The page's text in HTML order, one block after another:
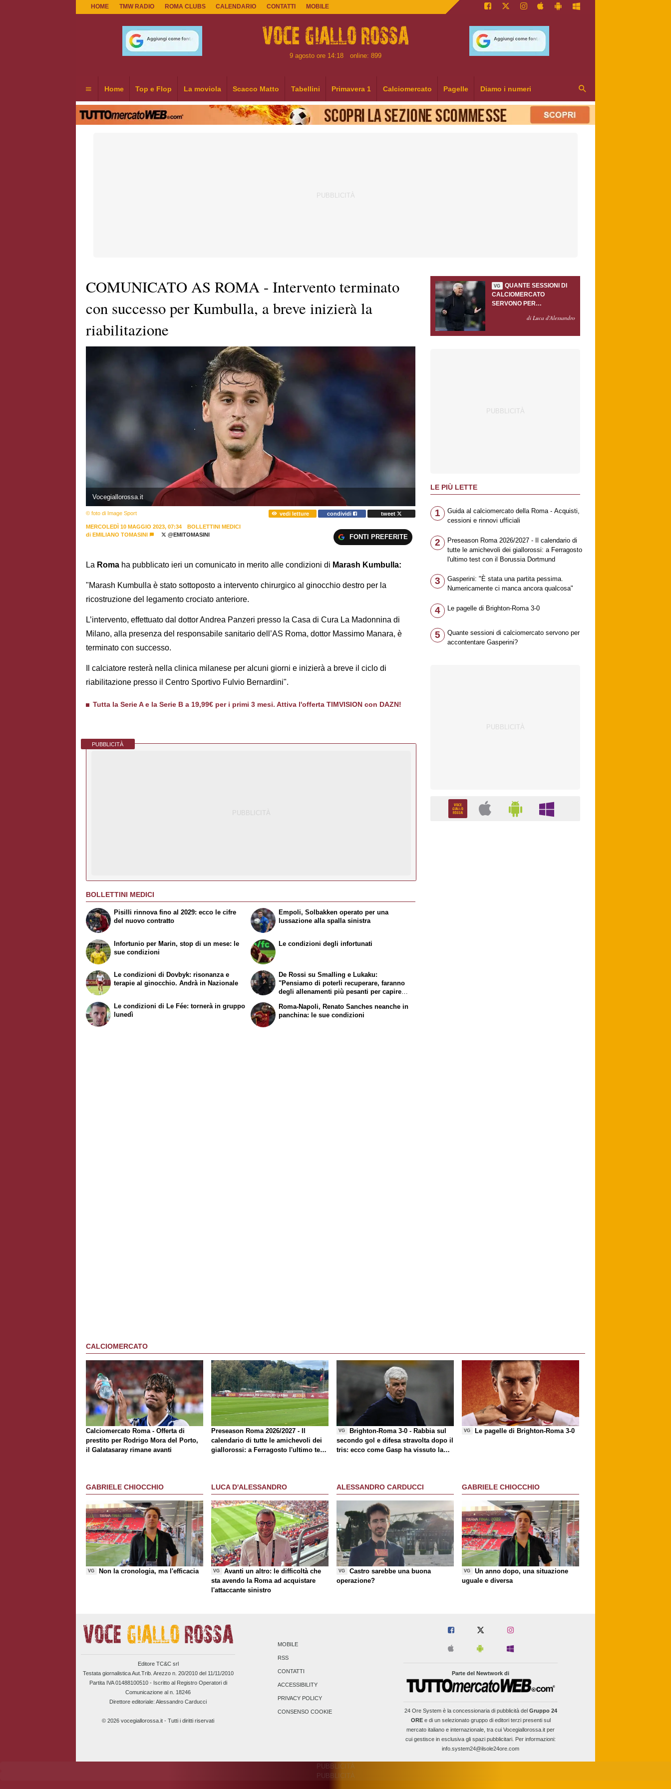
HOME TMW RADIO ROMA CLUBS CALENDARIO CONTATTI MOBILE
9 agosto ore 14:18 online: 899
Home Top e Flop La moviola Scacco Matto Tabellini Primavera 1 Calciomercato Pagelle Diamo i numeri
COMUNICATO AS ROMA - Intervento terminato
con successo per Kumbulla, a breve inizierà la
riabilitazione
Vocegiallorossa.it
© foto di Image Sport vedi letture condividi tweet
MERCOLEDÌ 10 MAGGIO 2023, 07:34
BOLLETTINI MEDICI
di EMILIANO TOMASINI @EMITOMASINI FONTI PREFERITE
La Roma ha pubblicato ieri un comunicato in merito alle condizioni di Marash Kumbulla:
"Marash Kumbulla è stato sottoposto a intervento chirurgico al ginocchio destro per la
ricostruzione del legamento crociato anteriore.
L’intervento, effettuato dal dottor Andrea Panzeri presso la Casa di Cura La Madonnina di
Milano, alla presenza del responsabile sanitario dell’AS Roma, dottor Massimo Manara, è
terminato con successo.
Il calciatore resterà nella clinica milanese per alcuni giorni e inizierà a breve il ciclo di
riabilitazione presso il Centro Sportivo Fulvio Bernardini".
Tutta la Serie A e la Serie B a 19,99€ per i primi 3 mesi. Attiva l'offerta TIMVISION con DAZN!
PUBBLICITÀ
BOLLETTINI MEDICI
Pisilli rinnova fino al 2029: ecco le cifre
del nuovo contratto
Infortunio per Marin, stop di un mese: le
sue condizioni
Empoli, Solbakken operato per una
lussazione alla spalla sinistra
Le condizioni degli infortunati
Le condizioni di Dovbyk: risonanza e
terapie al ginocchio. Andrà in Nazionale
Le condizioni di Le Fée: tornerà in gruppo
lunedì
De Rossi su Smalling e Lukaku:
"Pensiamo di poterli recuperare, faranno
degli allenamenti più pesanti per capire
Roma-Napoli, Renato Sanches neanche in
panchina: le sue condizioni
VG
QUANTE SESSIONI DI
CALCIOMERCATO
SERVONO PER
GASPERINI?di Luca d'Alessandro
LE PIÙ LETTE
1
Guida al calciomercato della Roma - Acquisti,
cessioni e rinnovi ufficiali
2
Preseason Roma 2026/2027 - Il calendario di
tutte le amichevoli dei giallorossi: a Ferragosto
l'ultimo test con il Borussia Dortmund
3
Gasperini: "È stata una partita pessima.
Numericamente ci manca ancora qualcosa"
4 Le pagelle di Brighton-Roma 3-0
5
Quante sessioni di calciomercato servono per
accontentare Gasperini?
CALCIOMERCATO
Calciomercato Roma - Offerta di
prestito per Rodrigo Mora del Porto,
il Galatasaray rimane avanti
Preseason Roma 2026/2027 - Il
calendario di tutte le amichevoli dei
giallorossi: a Ferragosto l'ultimo test
VG
Brighton-Roma 3-0 - Rabbia sul
secondo gol e difesa stravolta dopo il
tris: ecco come Gasp ha vissuto la
VG Le pagelle di Brighton-Roma 3-0
GABRIELE CHIOCCHIO
VG Non la cronologia, ma l'efficacia
LUCA D'ALESSANDRO
VG
Avanti un altro: le difficoltà che
sta avendo la Roma ad acquistare
l'attaccante sinistro
ALESSANDRO CARDUCCI
VG
Castro sarebbe una buona
operazione?
GABRIELE CHIOCCHIO
VG
Un anno dopo, una situazione
uguale e diversa
Editore TC&C srl
Testata giornalistica Aut.Trib. Arezzo n. 20/2010 del 11/11/2010
Partita IVA 01488100510 - Iscritto al Registro Operatori di
Comunicazione al n. 18246
Direttore editoriale: Alessandro Carducci
© 2026 vocegiallorossa.it - Tutti i diritti riservati
MOBILE
RSS
CONTATTI
ACCESSIBILITY
PRIVACY POLICY
CONSENSO COOKIE
Parte del Newtwork di
24 Ore Systemè la concessionaria di pubblicità del Gruppo 24
OREe di un selezionato gruppo di editori terzi presenti sul
mercato italiano e internazionale, tra cui Vocegiallorossa.it per
cui gestisce in esclusiva gli spazi pubblicitari. Per informazioni:
info.system24@ilsole24ore.com